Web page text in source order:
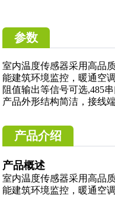
参数
室内温度传感器采用高品
能建筑环境监控，暖通空
阻值输出等信号可选,485
产品外形结构简洁，接线
产品介绍
产品概述
室内温度传感器采用高品
能建筑环境监控，暖通空